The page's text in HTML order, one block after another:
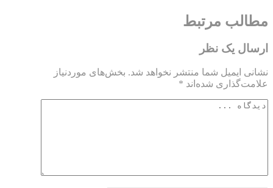
مطالب مرتبط
ارسال یک نظر
نشانی ایمیل شما منتشر نخواهد شد. بخش‌های موردنیاز
علامت‌گذاری شده‌اند *